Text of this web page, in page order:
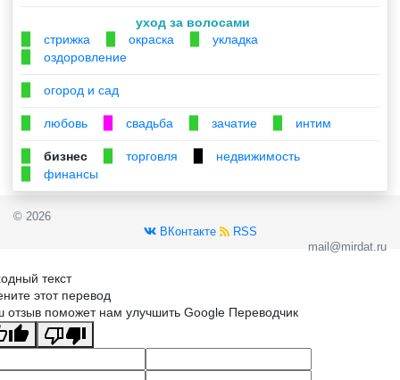
уход за волосами
стрижка окраска укладка
оздоровление
огород и сад
любовь свадьба зачатие интим
бизнес торговля недвижимость
финансы
© 2026
ВКонтакте
RSS
mail@mirdat.ru
текст
этот перевод
отзыв поможет нам улучшить Google Переводчик